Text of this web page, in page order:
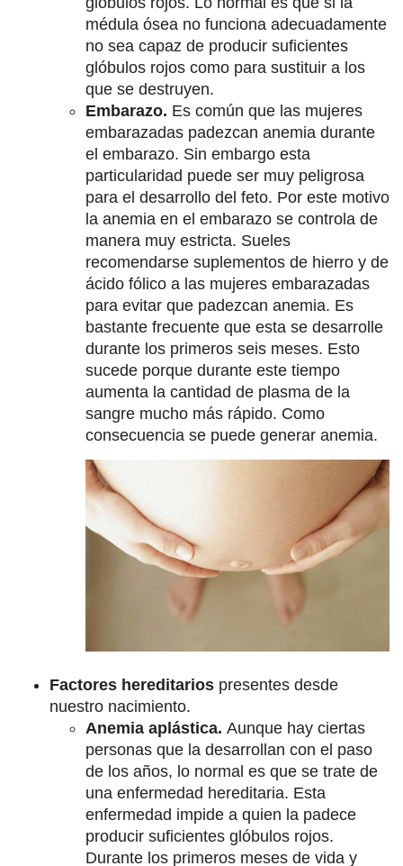
médula ósea no funciona adecuadamente
no sea capaz de producir suficientes
glóbulos rojos como para sustituir a los
que se destruyen.
Embarazo. Es común que las mujeres
embarazadas padezcan anemia durante
el embarazo. Sin embargo esta
particularidad puede ser muy peligrosa
para el desarrollo del feto. Por este motivo
la anemia en el embarazo se controla de
manera muy estricta. Sueles
recomendarse suplementos de hierro y de
ácido fólico a las mujeres embarazadas
para evitar que padezcan anemia. Es
bastante frecuente que esta se desarrolle
durante los primeros seis meses. Esto
sucede porque durante este tiempo
aumenta la cantidad de plasma de la
sangre mucho más rápido. Como
consecuencia se puede generar anemia.
Factores hereditarios presentes desde
nuestro nacimiento.
Anemia aplástica. Aunque hay ciertas
personas que la desarrollan con el paso
de los años, lo normal es que se trate de
una enfermedad hereditaria. Esta
enfermedad impide a quien la padece
producir suficientes glóbulos rojos.
Durante los primeros meses de vida y